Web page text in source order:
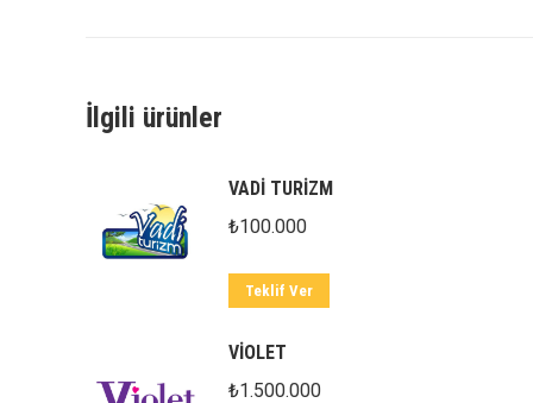
İlgili ürünler
VADİ TURİZM
₺100.000
Teklif Ver
VİOLET
₺1.500.000